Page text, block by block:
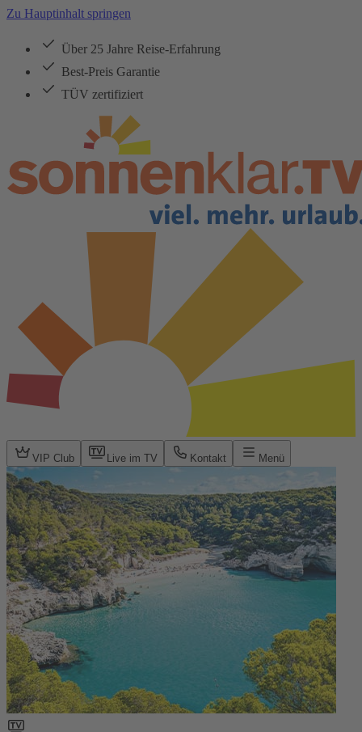
Zu Hauptinhalt springen
Über 25 Jahre Reise-Erfahrung
Best-Preis Garantie
TÜV zertifiziert
VIP Club Live im TV Kontakt Menü